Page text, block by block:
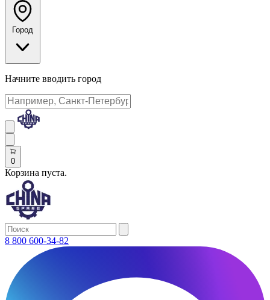
Город
Начните вводить город
0
Корзина пуста.
8 800 600-34-82